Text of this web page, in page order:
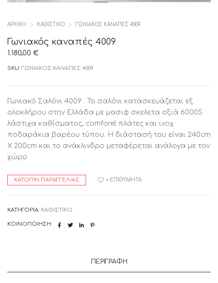
ΑΡΧΙΚΉ ΚΑΘΙΣΤΙΚΟ ΓΩΝΙΑΚΌΣ ΚΑΝΑΠΈΣ 4009
Γωνιακός καναπές 4009
1.180,00 €
SKU: ΓΩΝΙΑΚΟΣ ΚΑΝΑΠΕΣ 4009
Γωνιακό Σαλόνι 4009 . Το σαλόνι κατασκευάζεται εξ
ολοκλήρου στην Ελλάδα με μασιφ σκελετα οξιά 6000S
λάστιχα καθίσματος, comforel πλάτες και ινοχ
ποδαράκια βαρέου τύπου. Η διάστασή του είναι 240cm
X 200cm και το ανάκλινδρο μεταφέρεται ανάλογα με τον
χώρο
ΚΑΤΌΠΙΝ ΠΑΡΑΓΓΕΛΊΑΣ + ΕΠΙΘΥΜΗΤΆ
ΚΑΤΗΓΟΡΊΑ: ΚΑΘΙΣΤΙΚΟ
ΚΟΙΝΟΠΟΊΗΣΗ:
ΠΕΡΙΓΡΑΦΉ